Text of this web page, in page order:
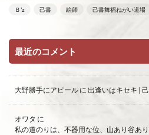
Ｂ’z 己書 絵師 己書舞福ねがい道場
最近のコメント
大野勝手にアピール に 出逢いはキセキ |
オワタ に
私の道のりは、不器用な位、山あり谷あ